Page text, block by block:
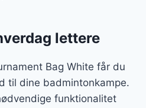
lettere
Bag White får du
til dine badmintonkampe.
funktionalitet